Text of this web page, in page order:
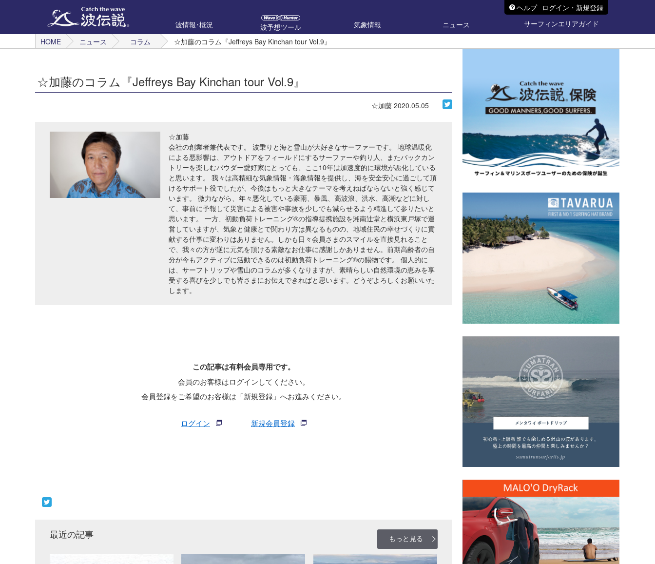
ヘルプ ログイン・新規登録
波情報･概況
波予想ツール 気象情報 ニュース
サーフィンエリアガイド
HOME
ニュース コラム ☆加藤のコラム『Jeffreys Bay Kinchan tour Vol.9』
☆加藤のコラム『Jeffreys Bay Kinchan tour Vol.9』
☆加藤 2020.05.05
☆加藤
会社の創業者兼代表です。 波乗りと海と雪山が大好きなサーファーです。 地球温暖化
による悪影響は、アウトドアをフィールドにするサーファーや釣り人、またバックカン
トリーを楽しむパウダー愛好家にとっても、ここ10年は加速度的に環境が悪化している
と思います。 我々は高精細な気象情報・海象情報を提供し、海を安全安心に過ごして頂
けるサポート役でしたが、今後はもっと大きなテーマを考えねばならないと強く感じて
います。 微力ながら、年々悪化している豪雨、暴風、高波浪、洪水、高潮などに対し
て、事前に予報して災害による被害や事故を少しでも減らせるよう精進して参りたいと
思います。 一方、初動負荷トレーニング®の指導提携施設を湘南辻堂と横浜東戸塚で運
営していますが、気象と健康とで関わり方は異なるものの、地域住民の幸せづくりに貢
献する仕事に変わりはありません。しかも日々会員さまのスマイルを直接見れること
で、我々の方が逆に元気を頂ける素敵なお仕事に感謝しかありません。前期高齢者の自
分が今もアクティブに活動できるのは初動負荷トレーニング®の賜物です。 個人的に
は、サーフトリップや雪山のコラムが多くなりますが、素晴らしい自然環境の恵みを享
受する喜びを少しでも皆さまにお伝えできればと思います。どうぞよろしくお願いいた
します。
この記事は有料会員専用です。
会員のお客様はログインしてください。
会員登録をご希望のお客様は「新規登録」へお進みください。
ログイン 新規会員登録
最近の記事 もっと見る